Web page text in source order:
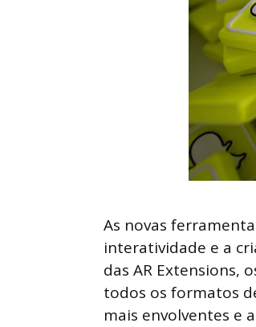
As novas
interatividade e a
das AR Extensions,
todos os formatos
mais envolventes e